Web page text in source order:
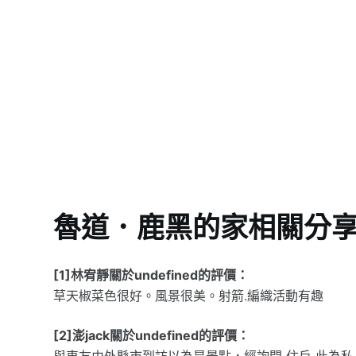
魯道．鹿黑的家相關分
[1]林宥靜關於undefined的評價：
草天椒菜色很好。風景很美。射箭.編織活動有趣
[2]澎jack關於undefined的評價：